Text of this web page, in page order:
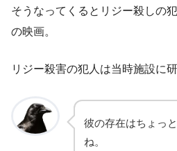
そうなってくるとリジー殺しの
の映画。
リジー殺害の犯人は当時施設に
彼の存在はちょっ
ね。